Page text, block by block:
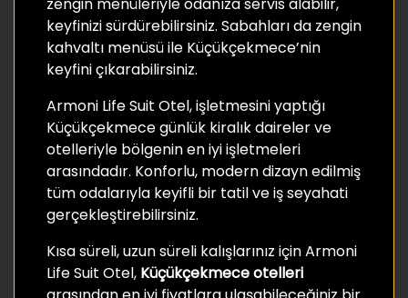
keyfinizi sürdürebilirsiniz. Sabahları da zengin
kahvaltı menüsü ile Küçükçekmece’nin
keyfini çıkarabilirsiniz.
Armoni Life Suit Otel, işletmesini yaptığı
Küçükçekmece günlük kiralık daireler ve
otelleriyle bölgenin en iyi işletmeleri
arasındadır. Konforlu, modern dizayn edilmiş
tüm odalarıyla keyifli bir tatil ve iş seyahati
gerçekleştirebilirsiniz.
Kısa süreli, uzun süreli kalışlarınız için Armoni
Life Suit Otel, Küçükçekmece otelleri